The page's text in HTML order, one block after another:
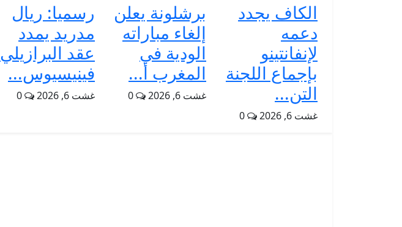
الكاف يجدد
دعمه
لإنفانتينو
بإجماع اللجنة
التن...
غشت 6, 2026
برشلونة يعلن
إلغاء مباراته
الودية في
المغرب أ...
غشت 6, 2026
رسميا: ريال
مدريد يمدد
عقد البرازيلي
فينيسيوس...
غشت 6, 2026